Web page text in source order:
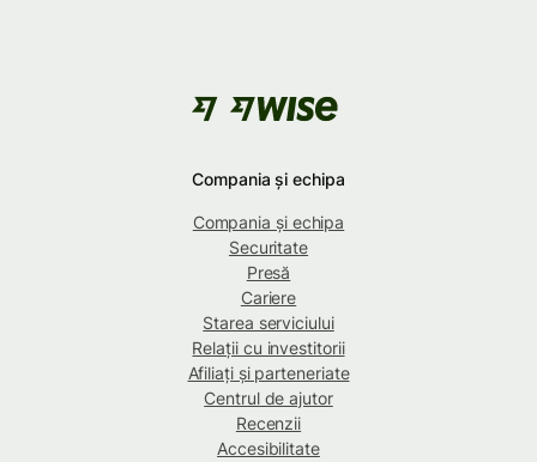
Compania și echipa
Compania și echipa
Securitate
Presă
Cariere
Starea serviciului
Relații cu investitorii
Afiliați și parteneriate
Centrul de ajutor
Recenzii
Accesibilitate